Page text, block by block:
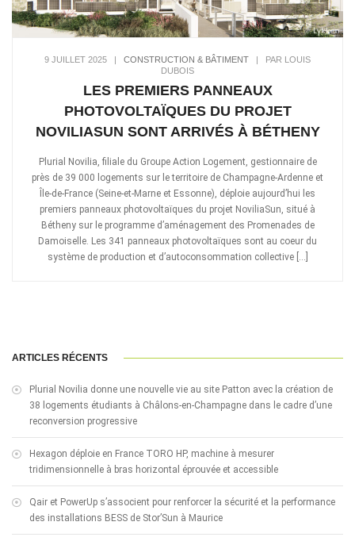
9 JUILLET 2025 | CONSTRUCTION & BÂTIMENT | PAR LOUIS
DUBOIS
LES PREMIERS PANNEAUX
PHOTOVOLTAÏQUES DU PROJET
NOVILIASUN SONT ARRIVÉS À BÉTHENY
Plurial Novilia, filiale du Groupe Action Logement, gestionnaire de
près de 39 000 logements sur le territoire de Champagne-Ardenne et
Île-de-France (Seine-et-Marne et Essonne), déploie aujourd’hui les
premiers panneaux photovoltaïques du projet NoviliaSun, situé à
Bétheny sur le programme d’aménagement des Promenades de
Damoiselle. Les 341 panneaux photovoltaïques sont au coeur du
système de production et d’autoconsommation collective […]
ARTICLES RÉCENTS
Plurial Novilia donne une nouvelle vie au site Patton avec la création de
38 logements étudiants à Châlons-en-Champagne dans le cadre d’une
reconversion progressive
Hexagon déploie en France TORO HP, machine à mesurer
tridimensionnelle à bras horizontal éprouvée et accessible
Qair et PowerUp s’associent pour renforcer la sécurité et la performance
des installations BESS de Stor’Sun à Maurice